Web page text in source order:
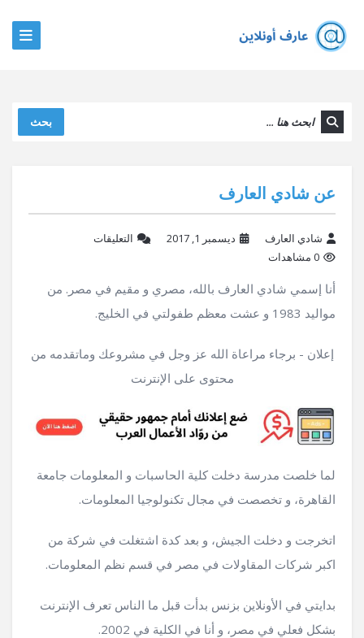
بحث
عن شادي العارف
شادي العارف ديسمبر 1, 2017
التعليقات
0 مشاهدات
أنا إسمي شادي العارف بالله، مصري و مقيم في مصر. من
مواليد 1983 و عشت معظم طفولتي في الخليج.
إعلان - برجاء مراعاة الله عز وجل في مشروعك وماتقدمه من
محتوى على الإنترنت
لما خلصت مدرسة دخلت كلية الحاسبات و المعلومات جامعة
القاهرة، و تخصصت في مجال تكنولوجيا المعلومات.
اتخرجت و دخلت الجيش، و بعد كدة اشتغلت في شركة من
اكبر شركات المقاولات في مصر في قسم نظم المعلومات.
بدايتي في الأونلاين بزنس بدأت قبل ما الناس تعرف الإنترنت
بشكل فعلي في مصر، و أنا في الكلية في 2002.